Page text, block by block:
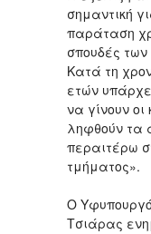
σημαντική
παράταση
σπουδές των
Κατά τη
ετών
να γίνουν
ληφθούν τα
περαιτέρω
τμήματος».
Ο
Τσιάρας